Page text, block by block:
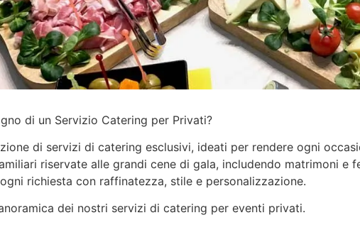
di un Servizio Catering per Privati?
di servizi di catering esclusivi, ideati per rendere ogni
riservate alle grandi cene di gala, includendo matrimoni e
richiesta con raffinatezza, stile e personalizzazione.
dei nostri servizi di catering per eventi privati.